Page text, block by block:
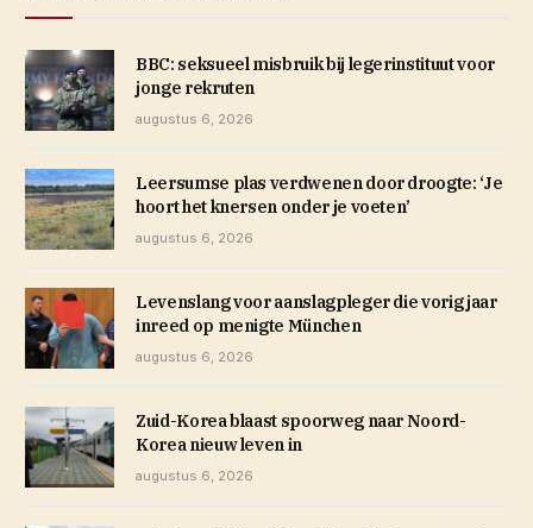
BBC: seksueel misbruik bij legerinstituut voor
jonge rekruten
augustus 6, 2026
Leersumse plas verdwenen door droogte: ‘Je
hoort het knersen onder je voeten’
augustus 6, 2026
Levenslang voor aanslagpleger die vorig jaar
inreed op menigte München
augustus 6, 2026
Zuid-Korea blaast spoorweg naar Noord-
Korea nieuw leven in
augustus 6, 2026